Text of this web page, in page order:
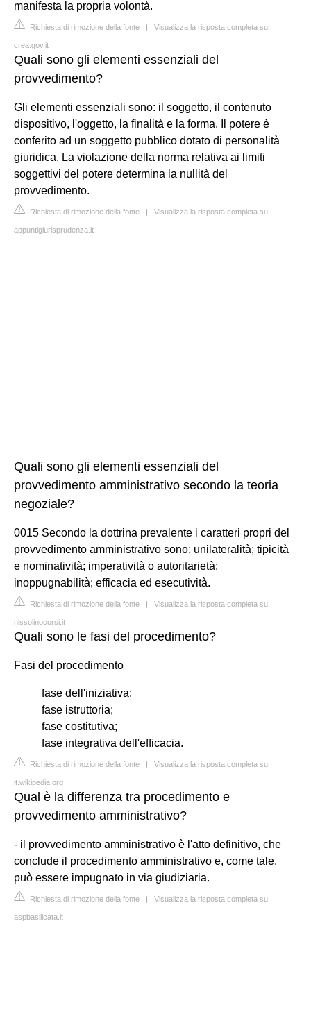
manifesta la propria volontà.
Richiesta di rimozione della fonte | Visualizza la risposta completa su
crea.gov.it
Quali sono gli elementi essenziali del
provvedimento?
Gli elementi essenziali sono: il soggetto, il contenuto
dispositivo, l'oggetto, la finalità e la forma. Il potere è
conferito ad un soggetto pubblico dotato di personalità
giuridica. La violazione della norma relativa ai limiti
soggettivi del potere determina la nullità del
provvedimento.
Richiesta di rimozione della fonte | Visualizza la risposta completa su
appuntigiurisprudenza.it
Quali sono gli elementi essenziali del
provvedimento amministrativo secondo la teoria
negoziale?
0015 Secondo la dottrina prevalente i caratteri propri del
provvedimento amministrativo sono: unilateralità; tipicità
e nominatività; imperatività o autoritarietà;
inoppugnabilità; efficacia ed esecutività.
Richiesta di rimozione della fonte | Visualizza la risposta completa su
nissolinocorsi.it
Quali sono le fasi del procedimento?
Fasi del procedimento
fase dell'iniziativa;
fase istruttoria;
fase costitutiva;
fase integrativa dell'efficacia.
Richiesta di rimozione della fonte | Visualizza la risposta completa su
it.wikipedia.org
Qual è la differenza tra procedimento e
provvedimento amministrativo?
- il provvedimento amministrativo è l'atto definitivo, che
conclude il procedimento amministrativo e, come tale,
può essere impugnato in via giudiziaria.
Richiesta di rimozione della fonte | Visualizza la risposta completa su
aspbasilicata.it